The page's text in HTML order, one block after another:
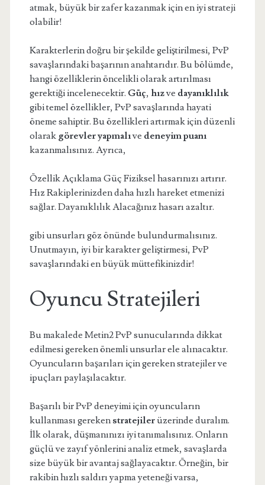
atmak, büyük bir zafer kazanmak için en iyi strateji
olabilir!
Karakterlerin doğru bir şekilde geliştirilmesi, PvP
savaşlarındaki başarının anahtarıdır. Bu bölümde,
hangi özelliklerin öncelikli olarak artırılması
gerektiği incelenecektir. Güç, hızve dayanıklılık
gibi temel özellikler, PvP savaşlarında hayati
öneme sahiptir. Bu özellikleri artırmak için düzenli
olarak görevler yapmalıve deneyim puanı
kazanmalısınız. Ayrıca,
Özellik Açıklama Güç Fiziksel hasarınızı artırır.
Hız Rakiplerinizden daha hızlı hareket etmenizi
sağlar. Dayanıklılık Alacağınız hasarı azaltır.
gibi unsurları göz önünde bulundurmalısınız.
Unutmayın, iyi bir karakter geliştirmesi, PvP
savaşlarındaki en büyük müttefikinizdir!
Oyuncu Stratejileri
Bu makalede Metin2 PvP sunucularında dikkat
edilmesi gereken önemli unsurlar ele alınacaktır.
Oyuncuların başarıları için gereken stratejiler ve
ipuçları paylaşılacaktır.
Başarılı bir PvP deneyimi için oyuncuların
kullanması gereken stratejilerüzerinde duralım.
İlk olarak, düşmanınızı iyi tanımalısınız. Onların
güçlü ve zayıf yönlerini analiz etmek, savaşlarda
size büyük bir avantaj sağlayacaktır. Örneğin, bir
rakibin hızlı saldırı yapma yeteneği varsa,